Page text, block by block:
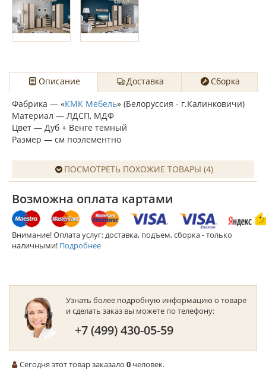
Описание Доставка
Сборка
Фабрика — «КМК Мебель» (Белоруссия - г.Калинковичи)
Материал — ЛДСП, МДФ
Цвет — Дуб + Венге темный
Размер — см поэлементно
ПОСМОТРЕТЬ ПОХОЖИЕ ТОВАРЫ (4)
Возможна оплата картами
Внимание! Оплата услуг: доставка, подъем, сборка - только
наличными! Подробнее
Узнать более подробную информацию о товаре
и сделать заказ вы можете по телефону:
+7 (499) 430-05-59
Сегодня этот товар заказало0 человек.